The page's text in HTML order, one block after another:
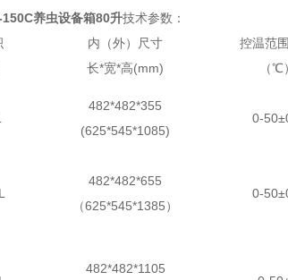
养虫设备箱80升技术参数：
内（外）尺寸
长*宽*高(mm)
控温范
（℃）
482*482*355
(625*545*1085)
0-
482*482*655
（625*545*1385）
0-
482*482*1105